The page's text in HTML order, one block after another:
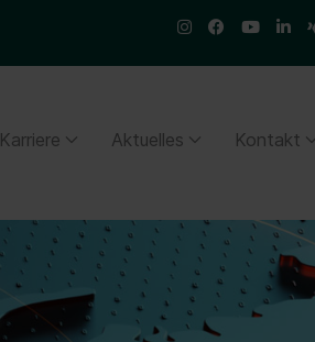
Karriere Aktuelles Kontakt